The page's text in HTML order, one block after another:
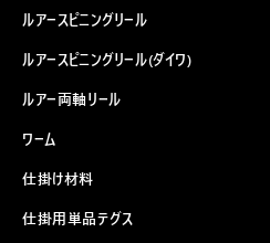
ルアースピニングリール
ルアースピニングリール(ダイワ)
ルアー両軸リール
ワーム
仕掛け材料
仕掛用単品テグス